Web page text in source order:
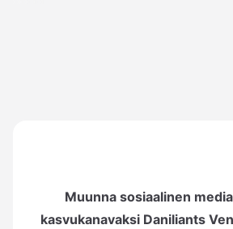
Muunna sosiaalinen
kasvukanavaksi Daniliants